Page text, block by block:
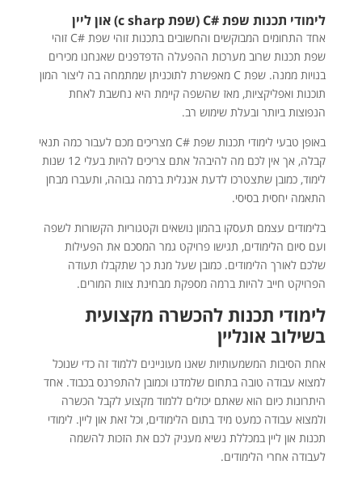
לימודי תכנות שפת #C (שפת c sharp) און ליין
אחד התחומים המבוקשים והחשובים בתכנות זוהי שפת #C זוהי
שפת תכנות שרוב מערכות ההפעלה הדפדפנים שאנחנו מכירים
בנויות ממנה. שפת C מאפשרת לתוכניתן שמתמחה בה ליצור המון
תוכנות ואפליקציות, מאז שהשפה קיימת היא נחשבת לאחת
הנפוצות ביותר ובעלת שימוש רב.
באופן טבעי לימודי תכנות שפת #C מצריכים מכם לעבור כמה תנאי
קבלה, אך אין לכם מה להיבהל אתם צריכים להיות בעלי 12 שנות
לימוד, כמובן שתצטרכו לדעת אנגלית ברמה גבוהה, ותעברו מבחן
התאמה יחסית בסיסי.
בלימודים עצמם תעסקו בהמון נושאים וקטגוריות הקשורות לשפה
ועם סיום הלימודים, תגישו פרויקט גמר המסכם את הפעילות
שלכם לאורך הלימודים. כמובן שעל מנת כך שתקבלו תעודה
הפרויקט חייב להיות ברמה מספקת מבחינת צוות המורים.
לימודי תכנות להכשרה מקצועית
בשילוב אונליין
אחת הסיבות המשמעותיות שאנו מעוניינים ללמוד זה כדי שנוכל
למצוא עבודה טובה בתחום שלמדנו וכמובן להתפרנס בכבוד. אחד
היתרונות כיום הוא שאתם יכולים ללמוד מקצוע לקבל הכשרה
ולמצוא עבודה כמעט מיד בתום הלימודים, וכל זאת און ליין. לימודי
תכנות און ליין במכללת נשיא מעניק לכם את הזכות להשמה
לעבודה אחרי הלימודים.